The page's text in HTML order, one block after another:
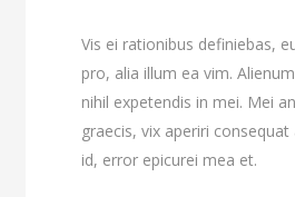
Vis ei rationibus definiebas,
pro, alia illum ea vim.
nihil expetendis in mei. Mei
graecis, vix aperiri
id, error epicurei mea et.